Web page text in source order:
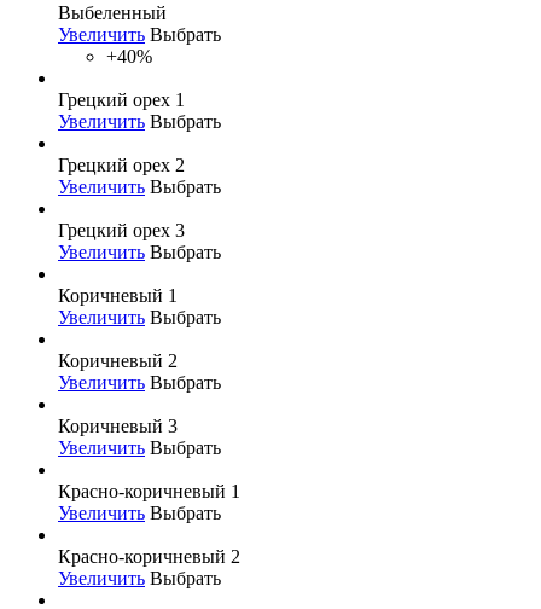
Выбеленный
Увеличить Выбрать
+40%
Грецкий орех 1
Увеличить Выбрать
Грецкий орех 2
Увеличить Выбрать
Грецкий орех 3
Увеличить Выбрать
Коричневый 1
Увеличить Выбрать
Коричневый 2
Увеличить Выбрать
Коричневый 3
Увеличить Выбрать
Красно-коричневый 1
Увеличить Выбрать
Красно-коричневый 2
Увеличить Выбрать